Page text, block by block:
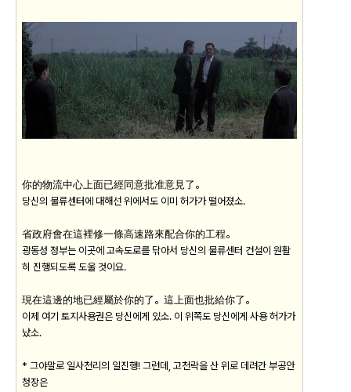
你的物流中心上面已經同意批准意見了。
당신의 물류센터에 대해선 위에서도 이미 허가가 떨어졌소.
省政府會在這裡修一條高速路來配合你的工程。
광동성 정부는 이곳에 고속도로를 닦아서 당신의 물류센터 건설이 원활
히 진행되도록 도울 것이요.
現在這邊的地已經屬於你的了。這上面也批給你了。
이제 여기 토지사용권은 당신에게 있소. 이 위쪽도 당신에게 사용 허가가
났소.
* 그야말로 일사천리의 일진행! 그런데, 고천락을 산 위로 데려간 부공안
청장은